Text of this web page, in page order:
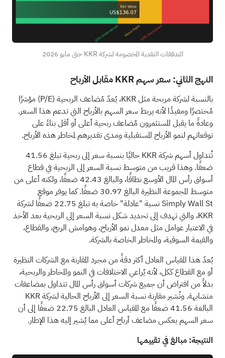
التدفقات النقدية المخصومة لشركة KKR حتى مايو 2026
النهج الثاني: سعر سهم KKR مقابل الأرباح
بالنسبة لشركة مربحة مثل KKR، يُعدّ مُضاعف الربحية (P/E) مؤشرًا
مُختصرًا ومفيدًا لأنه يربط سعر السهم بالأرباح التي تدعم هذا السعر.
وعادةً ما يقبل المستثمرون مُضاعف ربحية أعلى أو أقل بناءً على
توقعاتهم لنمو الأرباح المستقبلية ومدى تقديرهم لمخاطر هذه الأرباح.
تُتداول أسهم شركة KKR حاليًا بنسبة سعر إلى ربحية تبلغ 41.56
ضعفًا. وهذا قريب من متوسط نسبة السعر إلى الربحية في قطاع
أسواق رأس المال الأوسع نطاقًا، والبالغ 42.43 ضعفًا، ولكنه أعلى من
متوسط المجموعة النظيرة البالغ 30.97 ضعفًا. كما يوفر موقع
Simply Wall St نسبة "عادلة" خاصة به تبلغ 22.75 ضعفًا لشركة
KKR، والتي تهدف إلى تحديد شكل نسبة السعر إلى الربحية بعد الأخذ
في الاعتبار عوامل مثل معدل نمو الأرباح، وهوامش الربح، والقطاع،
والقيمة السوقية، والمخاطر الخاصة بالشركة.
يُعدّ هذا المقياس العادل أكثر دقةً من مجرد المقارنة مع الشركات النظيرة
أو مع القطاع ككل، لأنه يُراعي الاختلافات في النمو والمخاطر والربحية،
بدلاً من افتراض أن جميع شركات أسواق رأس المال تتداول بمضاعفات
متشابهة. وتُشير مقارنة نسبة السعر إلى الأرباح الحالية لشركة KKR
البالغة 41.56 ضعفًا مع المقياس العادل البالغ 22.75 ضعفًا إلى أن
سعر السهم يعكس مضاعف أرباح أعلى مما يُشير إليه هذا الإطار.
النتيجة: مبالغ في تقييمها